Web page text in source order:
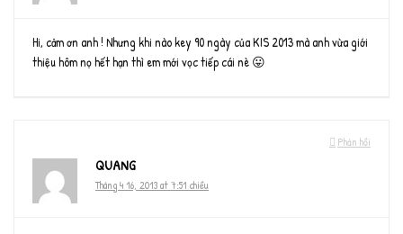
Hi, cảm ơn anh ! Nhưng khi nào key 90 ngày của KIS 2013 mà anh vừa giới
thiệu hôm nọ hết hạn thì em mới vọc tiếp cái nè 😛
Phản hồi
QUANG
Tháng 4 16, 2013 at 7:51 chiều